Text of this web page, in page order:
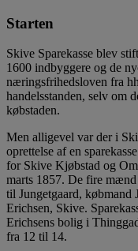
Starten
Skive Sparekasse blev
1600 indbyggere og de
næringsfrihedsloven fra
handelsstanden, selv om
købstaden.
Men alligevel var der i
oprettelse af en
for Skive Kjøbstad og
marts 1857. De fire
til Jungetgaard, købmand
Erichsen, Skive.
Erichsens bolig i
fra 12 til 14.